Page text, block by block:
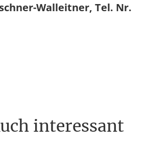
Walleitner, Tel. Nr.
interessant